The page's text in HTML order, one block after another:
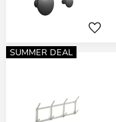
SUMMER DEAL